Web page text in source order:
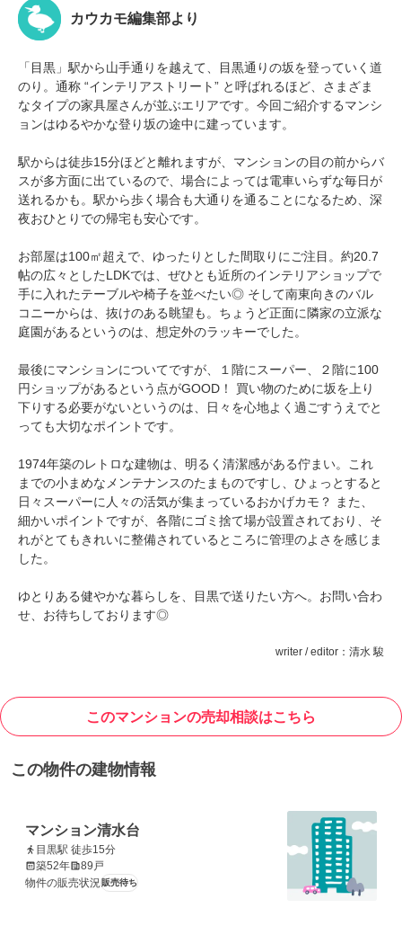
カウカモ編集部より
「目黒」駅から山手通りを越えて、目黒通りの坂を登っていく道
のり。通称 “インテリアストリート” と呼ばれるほど、さまざま
なタイプの家具屋さんが並ぶエリアです。今回ご紹介するマンシ
ョンはゆるやかな登り坂の途中に建っています。
駅からは徒歩15分ほどと離れますが、マンションの目の前からバ
スが多方面に出ているので、場合によっては電車いらずな毎日が
送れるかも。駅から歩く場合も大通りを通ることになるため、深
夜おひとりでの帰宅も安心です。
お部屋は100㎡超えで、ゆったりとした間取りにご注目。約20.7
帖の広々としたLDKでは、ぜひとも近所のインテリアショップで
手に入れたテーブルや椅子を並べたい◎ そして南東向きのバル
コニーからは、抜けのある眺望も。ちょうど正面に隣家の立派な
庭園があるというのは、想定外のラッキーでした。
最後にマンションについてですが、１階にスーパー、２階に100
円ショップがあるという点がGOOD！ 買い物のために坂を上り
下りする必要がないというのは、日々を心地よく過ごすうえでと
っても大切なポイントです。
1974年築のレトロな建物は、明るく清潔感がある佇まい。これ
までの小まめなメンテナンスのたまものですし、ひょっとすると
日々スーパーに人々の活気が集まっているおかげカモ？ また、
細かいポイントですが、各階にゴミ捨て場が設置されており、そ
れがとてもきれいに整備されているところに管理のよさを感じま
した。
ゆとりある健やかな暮らしを、目黒で送りたい方へ。お問い合わ
せ、お待ちしております◎
writer / editor：清水 駿
このマンションの売却相談はこちら
この物件の建物情報
マンション清水台
目黒駅 徒歩15分
築52年
89戸
物件の販売状況販売待ち